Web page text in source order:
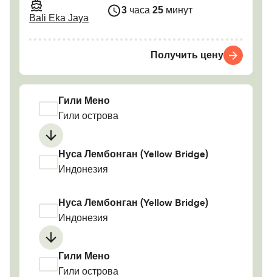
Bali Eka Jaya
3 часа 25 минут
Получить цену
Гили Мено
Гили острова
Нуса Лембонган (Yellow Bridge)
Индонезия
Нуса Лембонган (Yellow Bridge)
Индонезия
Гили Мено
Гили острова